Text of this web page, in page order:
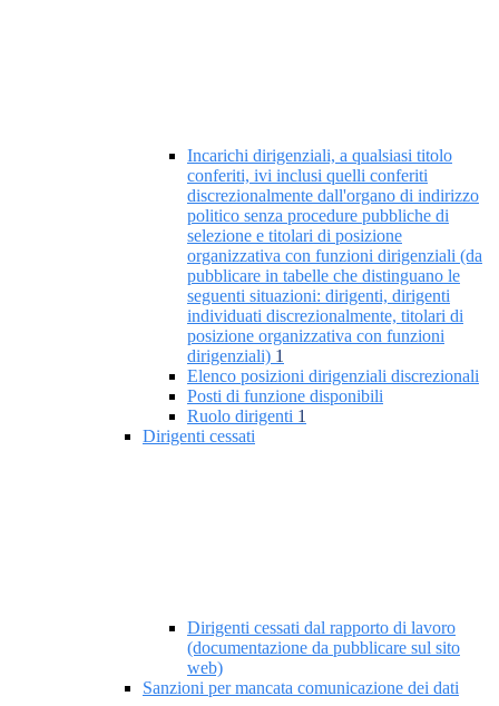
Incarichi dirigenziali, a qualsiasi titolo
conferiti, ivi inclusi quelli conferiti
discrezionalmente dall'organo di indirizzo
politico senza procedure pubbliche di
selezione e titolari di posizione
organizzativa con funzioni dirigenziali (da
pubblicare in tabelle che distinguano le
seguenti situazioni: dirigenti, dirigenti
individuati discrezionalmente, titolari di
posizione organizzativa con funzioni
dirigenziali) 1
Elenco posizioni dirigenziali discrezionali
Posti di funzione disponibili
Ruolo dirigenti 1
Dirigenti cessati
Dirigenti cessati dal rapporto di lavoro
(documentazione da pubblicare sul sito
web)
Sanzioni per mancata comunicazione dei dati